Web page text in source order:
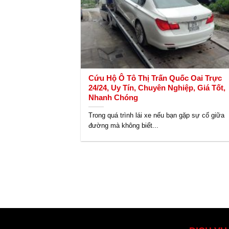
Cứu Hộ Ô Tô Thị Trấn Quốc Oai Trực
24/24, Uy Tín, Chuyên Nghiệp, Giá Tốt,
Nhanh Chóng
Trong quá trình lái xe nếu bạn gặp sự cố giữa
đường mà không biết...